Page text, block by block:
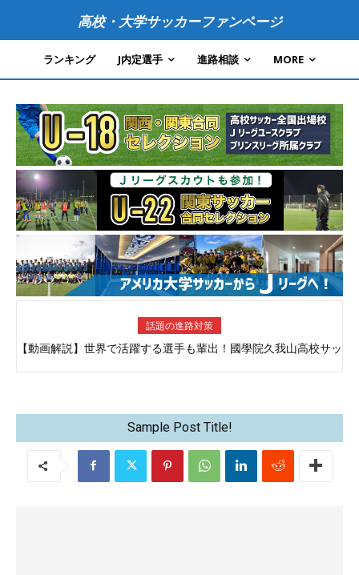
高校・大学サッカーファンページ
ランキング J内定選手 進路相談 MORE
話題の進路対策
【動画解説】世界で活躍する選手も輩出！國學院久我山高校サッ
Sample Post Title!